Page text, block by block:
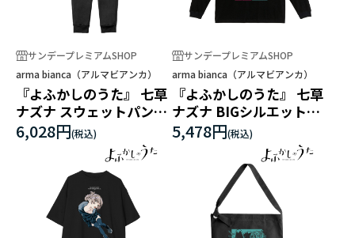
サンデープレミアムSHOP
arma bianca（アルマビアンカ）
『よふかしのうた』 七草
ナズナ スウェットパンツ
ユニセックス
6,028円
サンデープレミアムSHOP
arma bianca（アルマビアンカ）
『よふかしのうた』 七草
ナズナ BIGシルエットロ
ングTシャツユニセック
ス
5,478円